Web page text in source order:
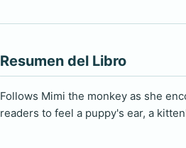
Resumen del Libro
Follows Mimi the monkey as she
readers to feel a puppy's ear, a